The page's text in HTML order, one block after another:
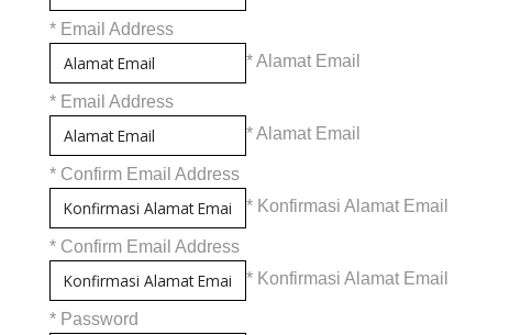
* Email Address
* Alamat Email
* Email Address
* Alamat Email
* Confirm Email Address
* Konfirmasi Alamat Email
* Confirm Email Address
* Konfirmasi Alamat Email
* Password